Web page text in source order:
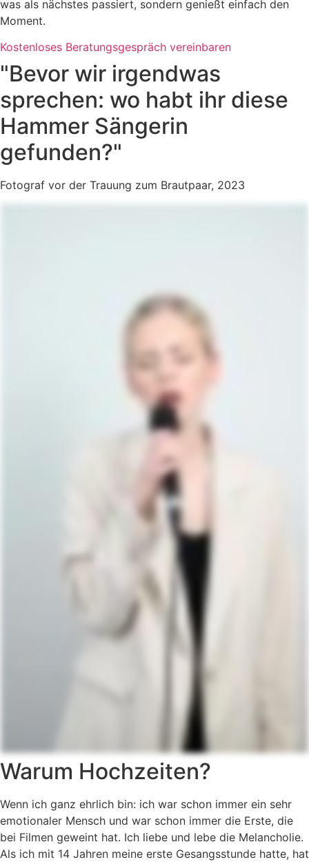
was als nächstes passiert, sondern genießt einfach den
Moment.
Kostenloses Beratungsgespräch vereinbaren
"Bevor wir irgendwas
sprechen: wo habt ihr diese
Hammer Sängerin
gefunden?"
Fotograf vor der Trauung zum Brautpaar, 2023
Warum Hochzeiten?
Wenn ich ganz ehrlich bin: ich war schon immer ein sehr
emotionaler Mensch und war schon immer die Erste, die
bei Filmen geweint hat. Ich liebe und lebe die Melancholie.
Als ich mit 14 Jahren meine erste Gesangsstunde hatte, hat